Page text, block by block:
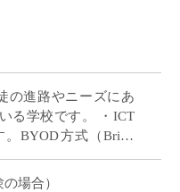
の進路やニーズにあ
る学校です。 ・ICT
BYOD方式（Bring
場合）